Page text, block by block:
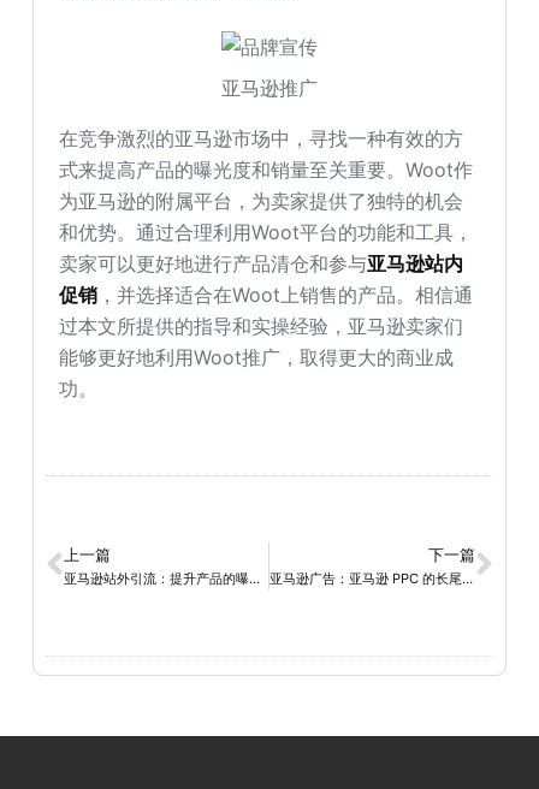
亚马逊推广
在竞争激烈的亚马逊市场中，寻找一种有效的方
式来提高产品的曝光度和销量至关重要。Woot作
为亚马逊的附属平台，为卖家提供了独特的机会
和优势。通过合理利用Woot平台的功能和工具，
卖家可以更好地进行产品清仓和参与亚马逊站内
促销 ，并选择适合在Woot上销售的产品。相信通
过本文所提供的指导和实操经验，亚马逊卖家们
能够更好地利用Woot推广，取得更大的商业成
功。
上一篇
亚马逊站外引流：提升产品的曝光度和销量
下一篇
亚马逊广告：亚马逊 PPC 的长尾关键词研究